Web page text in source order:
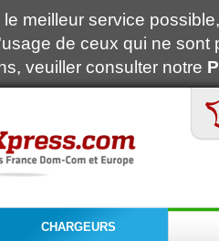
meilleur service
de ceux qui ne
veuiller consulter notre
CHARGEURS